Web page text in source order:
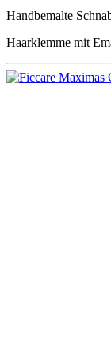
Handbemalte
Haarklemme mit